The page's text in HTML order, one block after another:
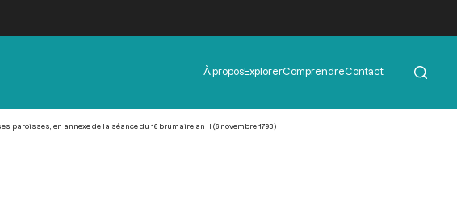
Menu
de
À proposExplorerComprendreContact
paroisses, en annexe de la séance du 16 brumaire an II (6 novembre 1793)